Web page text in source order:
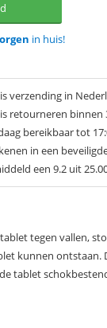
in huis!
verzending in
retourneren binnen
bereikbaar tot
in een
een 9.2 uit
tegen vallen,
kunnen ontstaan.
tablet